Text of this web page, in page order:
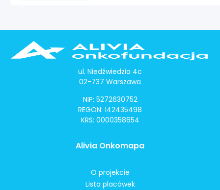
ul. Niedźwiedzia 4c
02-737 Warszawa
NIP: 5272630752
REGON: 142435498
KRS: 0000358654
Alivia Onkomapa
O projekcie
Lista placówek